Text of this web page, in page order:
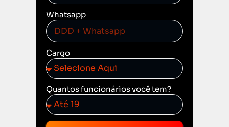
Whatsapp
Cargo
Quantos funcionários você tem?